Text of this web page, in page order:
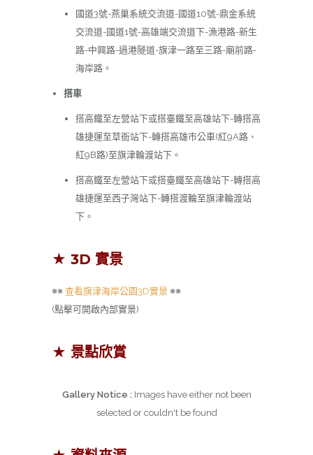
國道3號-燕巢系統交流道-國道10號-鼎金系統
交流道-國道1號-高雄端交流道下-漁港路-新生
路-中興路-過港隧道-旗津一路至三路-廟前路-
海岸路。
搭車
搭高鐵至左營站下或搭臺鐵至高雄站下-轉搭高
雄捷運至草衙站下-轉搭高雄市公車(紅9A路、
紅9B路)至旗津輪渡站下。
搭高鐵至左營站下或搭臺鐵至高雄站下-轉搭高
雄捷運至西子灣站下-轉搭渡輪至旗津輪渡站
下。
★ 3D 實景
※※ 查看旗津海岸公園3D實景 ※※
(點擊可開啟內部實景)
★ 景點欣賞
Gallery Notice : Images have either not been
selected or couldn't be found